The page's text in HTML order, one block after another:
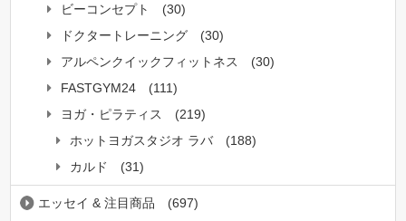
ビーコンセプト
(30)
ドクタートレーニング
(30)
アルペンクイックフィットネス
(30)
FASTGYM24
(111)
ヨガ・ピラティス
(219)
ホットヨガスタジオ ラバ
(188)
カルド
(31)
エッセイ & 注目商品
(697)